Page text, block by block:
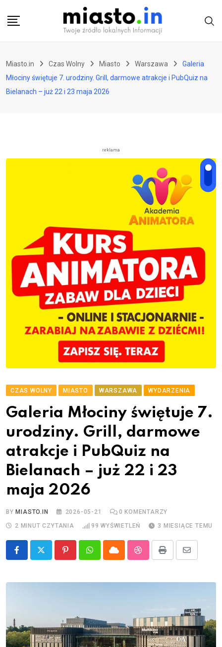
Miasto.in Czas Wolny Miasto Warszawa
Galeria
Młociny świętuje 7. urodziny. Grill, darmowe atrakcje i PubQuiz na
Bielanach – już 22 i 23 maja 2026
reklama
CZAS WOLNY MIASTO WARSZAWA WYDARZENIA
Galeria Młociny świętuje 7.
urodziny. Grill, darmowe
atrakcje i PubQuiz na
Bielanach – już 22 i 23
maja 2026
BYMIASTO.IN 2026-05-21 0 KOMENTARZY
2 MINUT CZYTANIA
99 WYŚWIETLEŃ 3 MIESIĄCE TEMU
PinterestWhatsappCloud StumbleUpon
Print
Share
Email